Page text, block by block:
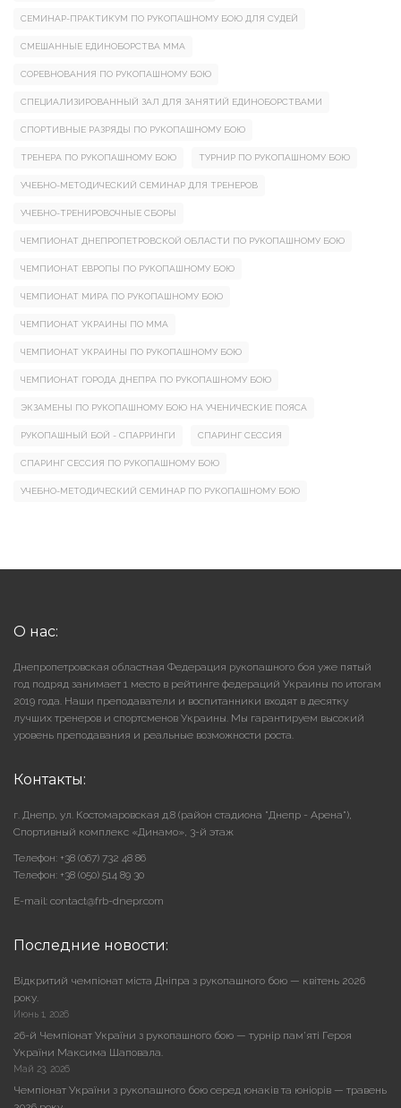
СЕМИНАР-ПРАКТИКУМ ПО РУКОПАШНОМУ БОЮ ДЛЯ СУДЕЙ
СМЕШАННЫЕ ЕДИНОБОРСТВА ММА
СОРЕВНОВАНИЯ ПО РУКОПАШНОМУ БОЮ
СПЕЦИАЛИЗИРОВАННЫЙ ЗАЛ ДЛЯ ЗАНЯТИЙ ЕДИНОБОРСТВАМИ
СПОРТИВНЫЕ РАЗРЯДЫ ПО РУКОПАШНОМУ БОЮ
ТРЕНЕРА ПО РУКОПАШНОМУ БОЮ ТУРНИР ПО РУКОПАШНОМУ БОЮ
УЧЕБНО-МЕТОДИЧЕСКИЙ СЕМИНАР ДЛЯ ТРЕНЕРОВ
УЧЕБНО-ТРЕНИРОВОЧНЫЕ СБОРЫ
ЧЕМПИОНАТ ДНЕПРОПЕТРОВСКОЙ ОБЛАСТИ ПО РУКОПАШНОМУ БОЮ
ЧЕМПИОНАТ ЕВРОПЫ ПО РУКОПАШНОМУ БОЮ
ЧЕМПИОНАТ МИРА ПО РУКОПАШНОМУ БОЮ
ЧЕМПИОНАТ УКРАИНЫ ПО ММА
ЧЕМПИОНАТ УКРАИНЫ ПО РУКОПАШНОМУ БОЮ
ЧЕМПИОНАТ ГОРОДА ДНЕПРА ПО РУКОПАШНОМУ БОЮ
ЭКЗАМЕНЫ ПО РУКОПАШНОМУ БОЮ НА УЧЕНИЧЕСКИЕ ПОЯСА
РУКОПАШНЫЙ БОЙ - СПАРРИНГИ СПАРИНГ СЕССИЯ
СПАРИНГ СЕССИЯ ПО РУКОПАШНОМУ БОЮ
УЧЕБНО-МЕТОДИЧЕСКИЙ СЕМИНАР ПО РУКОПАШНОМУ БОЮ
О нас:
Днепропетровская областная Федерация рукопашного боя уже пятый
год подряд занимает 1 место в рейтинге федераций Украины по итогам
2019 года. Наши преподаватели и воспитанники входят в десятку
лучших тренеров и спортсменов Украины. Мы гарантируем высокий
уровень преподавания и реальные возможности роста.
Контакты:
г. Днепр, ул. Костомаровская д.8 (район стадиона "Днепр - Арена"),
Cпортивный комплекс «Динамо», 3-й этаж
Телефон: +38 (067) 732 48 86
Телефон: +38 (050) 514 89 30
E-mail: contact@frb-dnepr.com
Последние новости:
Відкритий чемпіонат міста Дніпра з рукопашного бою — квітень 2026
року.
Июнь 1, 2026
26-й Чемпіонат України з рукопашного бою — турнір пам’яті Героя
України Максима Шаповала.
Май 23, 2026
Чемпіонат України з рукопашного бою серед юнаків та юніорів — травень